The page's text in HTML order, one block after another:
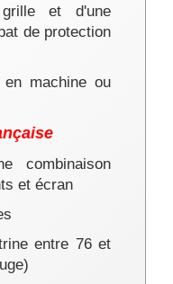
et d'une
de protection
machine ou
combinaison
et écran
entre 76 et